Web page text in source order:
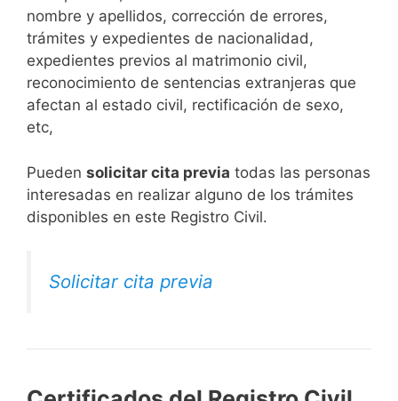
nombre y apellidos, corrección de errores,
trámites y expedientes de nacionalidad,
expedientes previos al matrimonio civil,
reconocimiento de sentencias extranjeras que
afectan al estado civil, rectificación de sexo,
etc,
​Pueden solicitar cita previa todas las personas
interesadas en realizar alguno de los trámites
disponibles en este Registro Civil.​
Solicitar cita previa